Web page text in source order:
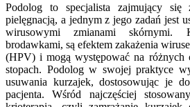
Podolog to specjalista zajmujący
pielęgnacją, a jednym z jego zadań jest
wirusowymi zmianami skórnymi.
brodawkami, są efektem zakażenia
(HPV) i mogą występować na różnych
stopach. Podolog w swojej praktyce
usuwania kurzajek, dostosowując je
pacjenta. Wśród najczęściej